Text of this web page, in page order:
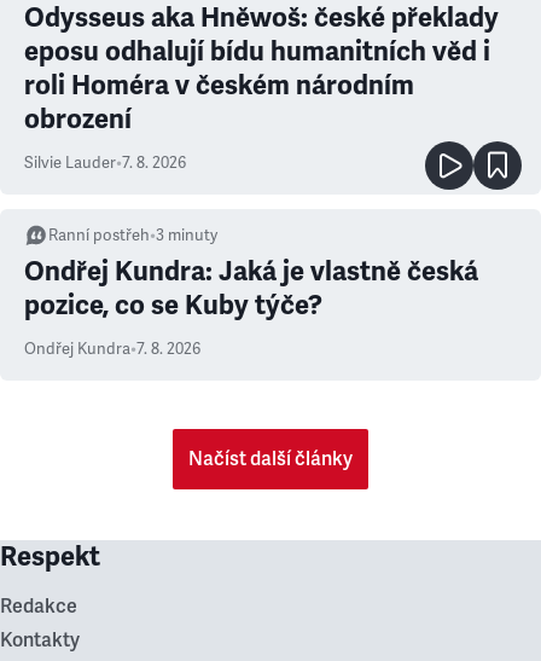
Odysseus aka Hněwoš: české překlady
eposu odhalují bídu humanitních věd i
roli Homéra v českém národním
obrození
Silvie Lauder•7. 8. 2026
Ranní postřeh•3 minuty
Ondřej Kundra: Jaká je vlastně česká
pozice, co se Kuby týče?
Ondřej Kundra•7. 8. 2026
Načíst další články
Respekt
Redakce
Kontakty